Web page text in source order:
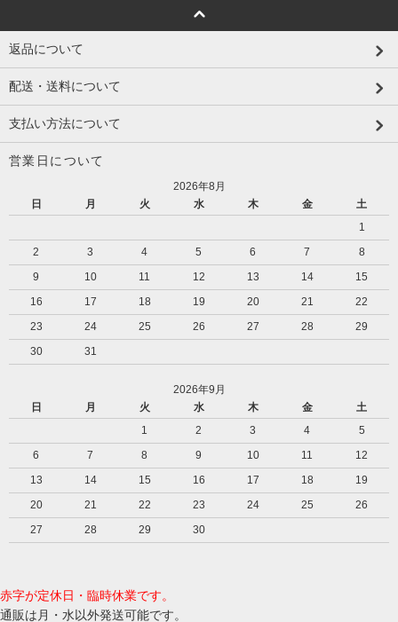
返品について
配送・送料について
支払い方法について
営業日について
2026年8月
日
月 火 水 木 金
土
1
2
3 4 5 6 7
8
9
10 11 12 13 14
15
16
17 18 19 20 21
22
23
24 25 26 27 28
29
30
31
2026年9月
日
月 火 水 木 金
土
1
2 3 4
5
6
7 8 9 10 11
12
13
14 15 16 17 18
19
20
21 22 23 24 25
26
27
28 29 30
赤字が定休日・臨時休業です。
通販は月・水以外発送可能です。